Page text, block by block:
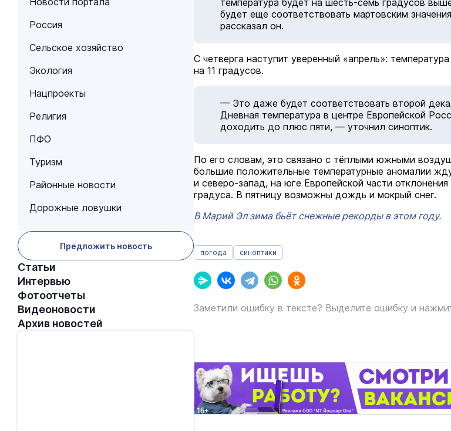
Россия
Сельское хозяйство
Экология
Нацпроекты
Религия
ПФО
Туризм
Районные новости
Дорожные ловушки
Предложить новость
Статьи
Интервью
Фотоотчеты
Видеоновости
Архив новостей
температура будет на шесть-семь градусов
будет еще соответствовать мартовским
рассказал он.
С четверга наступит уверенный «апрель»:
на 11 градусов.
— Это даже будет соответствовать второй
Дневная температура в центре Европейской
доходить до плюс пяти, — уточнил синоптик.
По его словам, это связано с тёплыми южными
большие положительные температурные аномалии
и северо-запад, на юге Европейской части
градуса. В пятницу возможны дождь и мокрый снег.
В Марий Эл зима бьёт снежные рекорды в этом году.
погода синоптики
Заметили ошибку в тексте? Выделите ошибку и